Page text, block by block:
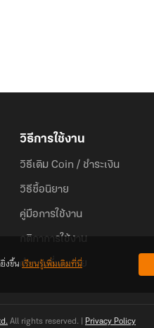
วิธีการใช้งาน
วิธีเติม Coin / ชำระเงิน
วิธีซื้อนิยาย
คู่มือการใช้งาน
กติกาการใช้งาน
คำถามที่พบบ่อย
All rights reserved. | Privacy Policy
งขึ้นเรียนรู้เพิ่มเติมที่นี่